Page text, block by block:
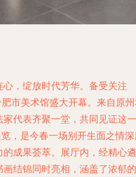
，绽放时代芳华。备受关注
肥市美术馆盛大开幕。来自原
代表齐聚一堂，共同见证这一
，是今春一场别开生面之情
成果荟萃。展厅内，经精心遴
结锦同时亮相，涵盖了浓郁的